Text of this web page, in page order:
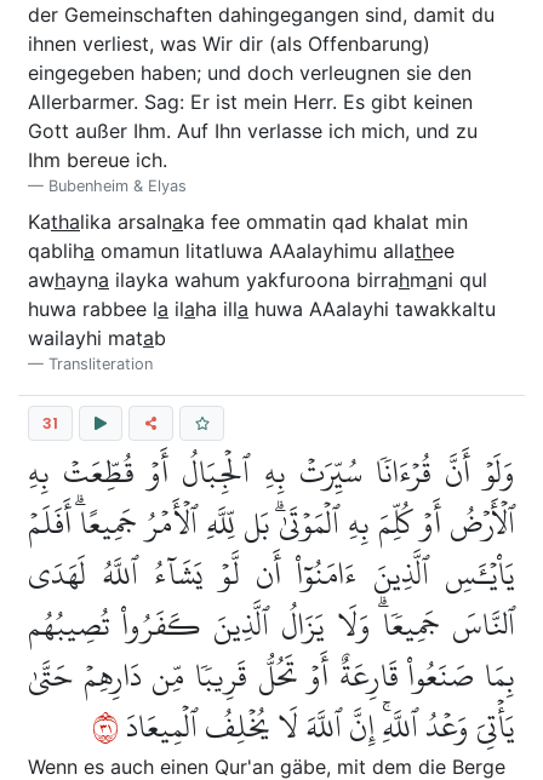
der Gemeinschaften dahingegangen sind, damit du
ihnen verliest, was Wir dir (als Offenbarung)
eingegeben haben; und doch verleugnen sie den
Allerbarmer. Sag: Er ist mein Herr. Es gibt keinen
Gott außer Ihm. Auf Ihn verlasse ich mich, und zu
Ihm bereue ich.
Bubenheim & Elyas
Kathalika arsalnaka fee ommatin qad khalat min
qabliha omamun litatluwa AAalayhimu allathee
awhayna ilayka wahum yakfuroona birrahmani qul
huwa rabbee la ilaha illa huwa AAalayhi tawakkaltu
wailayhi matab
Transliteration
31
وَلَوۡ أَنَّ قُرۡءَانٗا سُيِّرَتۡ بِهِ ٱلۡجِبَالُ أَوۡ قُطِّعَتۡ بِهِ
ٱلۡأَرۡضُ أَوۡ كُلِّمَ بِهِ ٱلۡمَوۡتَىٰۗ بَل لِّلَّهِ ٱلۡأَمۡرُ جَمِيعًاۗ أَفَلَمۡ
يَاْيۡـَٔسِ ٱلَّذِينَ ءَامَنُوٓاْ أَن لَّوۡ يَشَآءُ ٱللَّهُ لَهَدَى
ٱلنَّاسَ جَمِيعٗاۗ وَلَا يَزَالُ ٱلَّذِينَ كَفَرُواْ تُصِيبُهُم
بِمَا صَنَعُواْ قَارِعَةٌ أَوۡ تَحُلُّ قَرِيبٗا مِّن دَارِهِمۡ حَتَّىٰ
يَأۡتِيَ وَعۡدُ ٱللَّهِۚ إِنَّ ٱللَّهَ لَا يُخۡلِفُ ٱلۡمِيعَادَ١٣
Wenn es auch einen Qur'an gäbe, mit dem die Berge